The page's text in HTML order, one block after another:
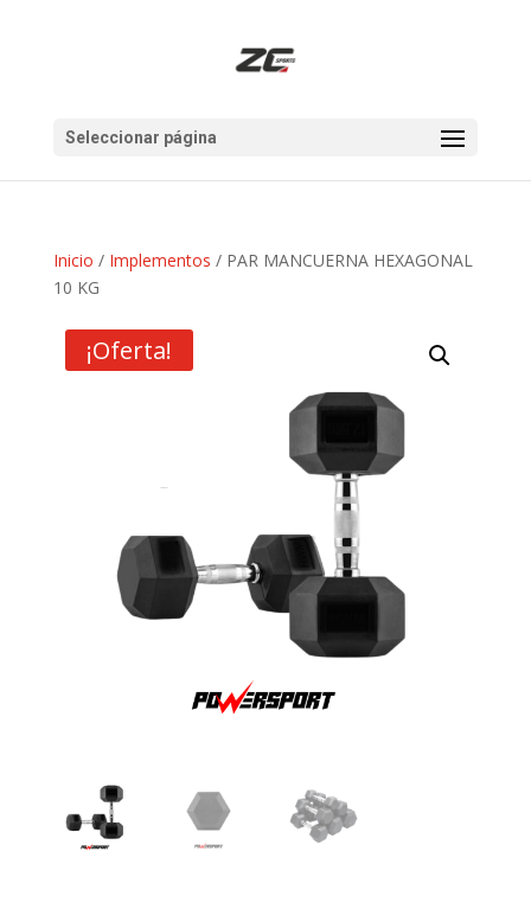
Seleccionar página
Inicio / Implementos / PAR MANCUERNA HEXAGONAL
10 KG
¡Oferta!